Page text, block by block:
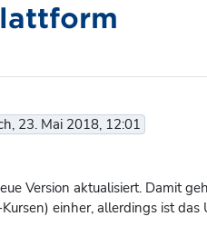
23. Mai 2018, 12:01
Version aktualisiert. Damit
einher, allerdings ist